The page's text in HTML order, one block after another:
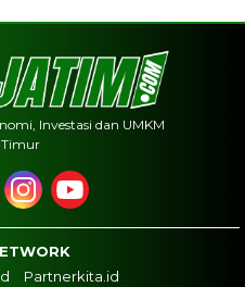
Investasi dan UMKM
Partnerkita.id